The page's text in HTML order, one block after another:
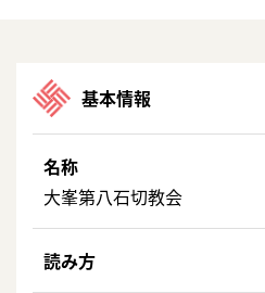
基本情報
名称
大峯第八石切教会
読み方